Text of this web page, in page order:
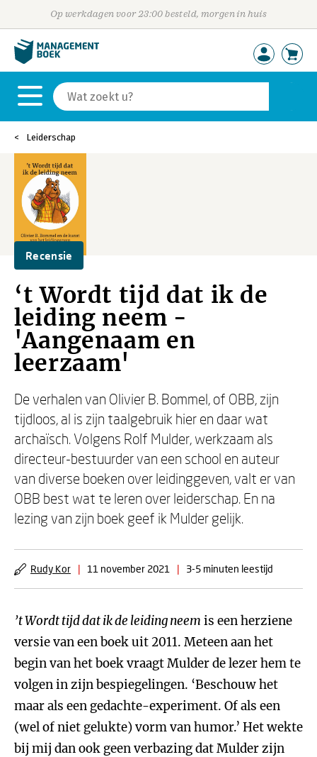
Op werkdagen voor 23:00 besteld, morgen in huis
Leiderschap
Recensie
‘t Wordt tijd dat ik de
leiding neem -
'Aangenaam en
leerzaam'
De verhalen van Olivier B. Bommel, of OBB, zijn
tijdloos, al is zijn taalgebruik hier en daar wat
archaïsch. Volgens Rolf Mulder, werkzaam als
directeur-bestuurder van een school en auteur
van diverse boeken over leidinggeven, valt er van
OBB best wat te leren over leiderschap. En na
lezing van zijn boek geef ik Mulder gelijk.
Rudy Kor | 11 november 2021 | 3-5 minuten leestijd
’t Wordt tijd dat ik de leiding neem is een herziene
versie van een boek uit 2011. Meteen aan het
begin van het boek vraagt Mulder de lezer hem te
volgen in zijn bespiegelingen. ‘Beschouw het
maar als een gedachte-experiment. Of als een
(wel of niet gelukte) vorm van humor.’ Het wekte
bij mij dan ook geen verbazing dat Mulder zijn